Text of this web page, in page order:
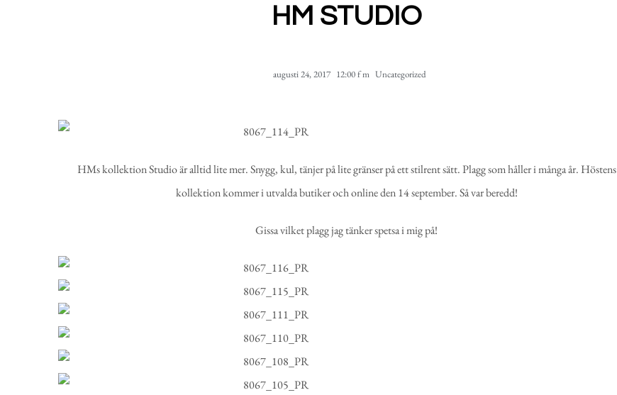
HM STUDIO
augusti 24, 2017 12:00 f m Uncategorized
HMs kollektion Studio är alltid lite mer. Snygg, kul, tänjer på lite gränser på ett stilrent sätt. Plagg som håller i många år. Höstens
kollektion kommer i utvalda butiker och online den 14 september. Så var beredd!
Gissa vilket plagg jag tänker spetsa i mig på!